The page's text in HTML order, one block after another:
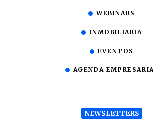
WEBINARS
INMOBILIARIA
EVENTOS
AGENDA
NEWSLETTERS